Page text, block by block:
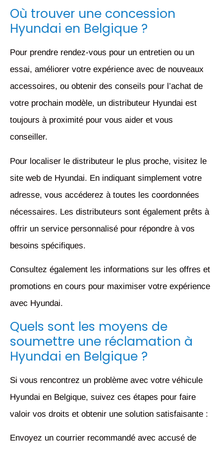
Où trouver une concession
Hyundai en Belgique ?
Pour prendre rendez-vous pour un entretien ou un
essai, améliorer votre expérience avec de nouveaux
accessoires, ou obtenir des conseils pour l’achat de
votre prochain modèle, un distributeur Hyundai est
toujours à proximité pour vous aider et vous
conseiller.
Pour localiser le distributeur le plus proche, visitez le
site web de Hyundai. En indiquant simplement votre
adresse, vous accéderez à toutes les coordonnées
nécessaires. Les distributeurs sont également prêts à
offrir un service personnalisé pour répondre à vos
besoins spécifiques.
Consultez également les informations sur les offres et
promotions en cours pour maximiser votre expérience
avec Hyundai.
Quels sont les moyens de
soumettre une réclamation à
Hyundai en Belgique ?
Si vous rencontrez un problème avec votre véhicule
Hyundai en Belgique, suivez ces étapes pour faire
valoir vos droits et obtenir une solution satisfaisante :
Envoyez un courrier recommandé avec accusé de